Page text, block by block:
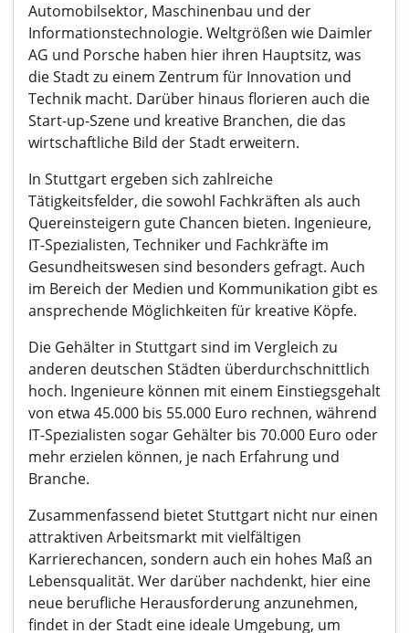
Automobilsektor, Maschinenbau und der
Informationstechnologie. Weltgrößen wie Daimler
AG und Porsche haben hier ihren Hauptsitz, was
die Stadt zu einem Zentrum für Innovation und
Technik macht. Darüber hinaus florieren auch die
Start-up-Szene und kreative Branchen, die das
wirtschaftliche Bild der Stadt erweitern.
In Stuttgart ergeben sich zahlreiche
Tätigkeitsfelder, die sowohl Fachkräften als auch
Quereinsteigern gute Chancen bieten. Ingenieure,
IT-Spezialisten, Techniker und Fachkräfte im
Gesundheitswesen sind besonders gefragt. Auch
im Bereich der Medien und Kommunikation gibt es
ansprechende Möglichkeiten für kreative Köpfe.
Die Gehälter in Stuttgart sind im Vergleich zu
anderen deutschen Städten überdurchschnittlich
hoch. Ingenieure können mit einem Einstiegsgehalt
von etwa 45.000 bis 55.000 Euro rechnen, während
IT-Spezialisten sogar Gehälter bis 70.000 Euro oder
mehr erzielen können, je nach Erfahrung und
Branche.
Zusammenfassend bietet Stuttgart nicht nur einen
attraktiven Arbeitsmarkt mit vielfältigen
Karrierechancen, sondern auch ein hohes Maß an
Lebensqualität. Wer darüber nachdenkt, hier eine
neue berufliche Herausforderung anzunehmen,
findet in der Stadt eine ideale Umgebung, um